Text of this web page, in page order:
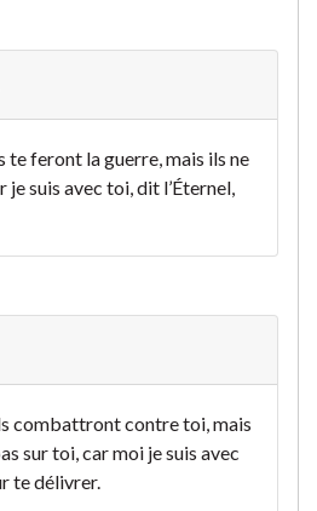
te feront la guerre, mais ils ne
suis avec toi, dit l’Éternel,
combattront contre toi, mais
sur toi, car moi je suis avec
te délivrer.